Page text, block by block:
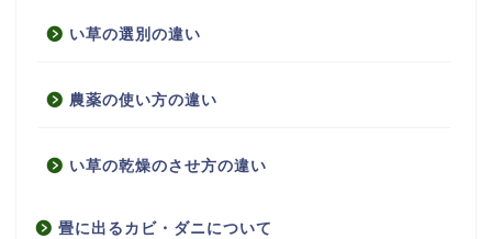
い草の選別の違い
農薬の使い方の違い
い草の乾燥のさせ方の違い
畳に出るカビ・ダニについて